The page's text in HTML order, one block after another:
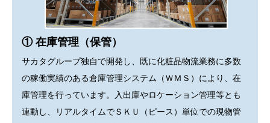
① 在庫管理（保管）
サカタグループ独自で開発し、既に化粧品物流業務に多数
の稼働実績のある倉庫管理システム（ＷＭＳ）により、在
庫管理を行っています。入出庫やロケーション管理等とも
連動し、リアルタイムでＳＫＵ（ピース）単位での現物管